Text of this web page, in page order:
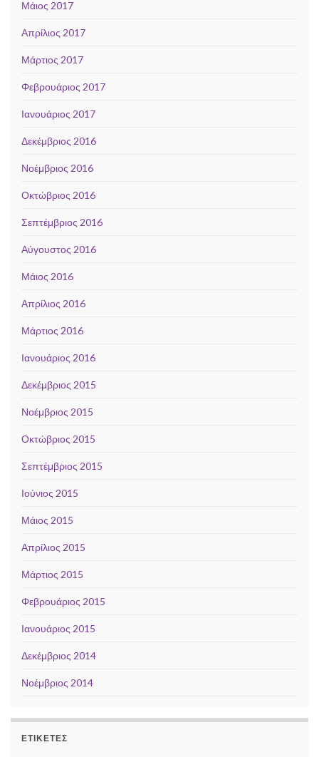
Μάιος 2017
Απρίλιος 2017
Μάρτιος 2017
Φεβρουάριος 2017
Ιανουάριος 2017
Δεκέμβριος 2016
Νοέμβριος 2016
Οκτώβριος 2016
Σεπτέμβριος 2016
Αύγουστος 2016
Μάιος 2016
Απρίλιος 2016
Μάρτιος 2016
Ιανουάριος 2016
Δεκέμβριος 2015
Νοέμβριος 2015
Οκτώβριος 2015
Σεπτέμβριος 2015
Ιούνιος 2015
Μάιος 2015
Απρίλιος 2015
Μάρτιος 2015
Φεβρουάριος 2015
Ιανουάριος 2015
Δεκέμβριος 2014
Νοέμβριος 2014
ΕΤΙΚΈΤΕΣ